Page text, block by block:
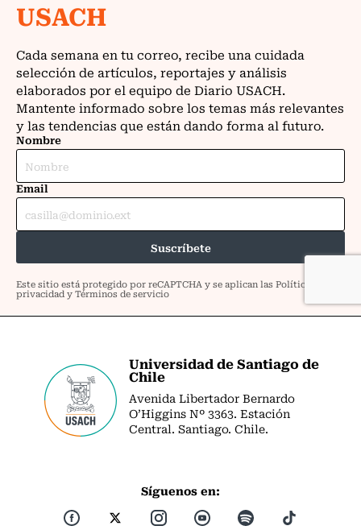
Universidad de Santiago de
Chile
Avenida Libertador Bernardo
O’Higgins Nº 3363. Estación
Central. Santiago. Chile.
Síguenos en: